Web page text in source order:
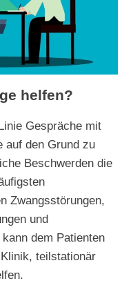
helfen?
Gespräche mit
auf den Grund zu
Beschwerden die
Zwangsstörungen,
und
dem Patienten
teilstationär